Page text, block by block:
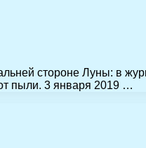
стороне Луны: в
пыли. 3 января 2019 …